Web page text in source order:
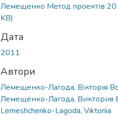
Лемещенко Метод проектів
KB)
Дата
2011
Автори
Лемещенко-Лагода, Вікторія
Лемещенко-Лагода, Виктория
Lemeshchenko-Lagoda, Viktoriia